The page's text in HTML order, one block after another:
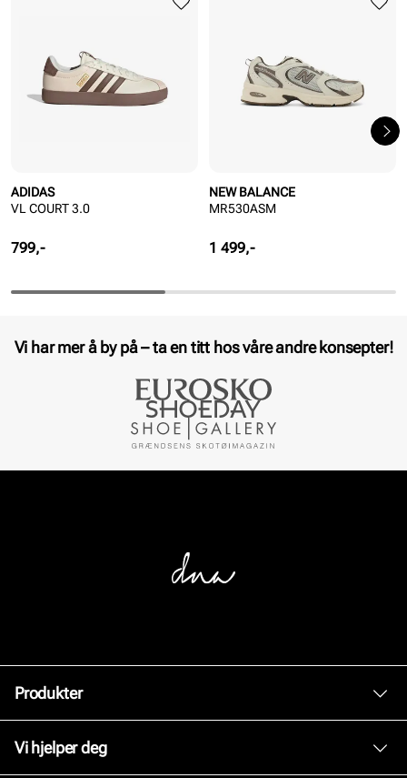
ADIDAS
VL COURT 3.0
Pris
799,-
NEW BALANCE
MR530ASM
Pris
1 499,-
Vi har mer å by på – ta en titt hos våre andre konsepter!
Produkter
Vi hjelper deg